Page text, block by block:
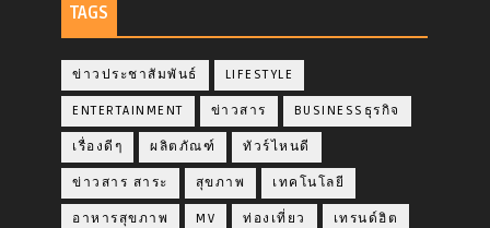
TAGS
ข่าวประชาสัมพันธ์ LIFESTYLE
ENTERTAINMENT ข่าวสาร BUSINESSธุรกิจ
เรื่องดีๆ ผลิตภัณฑ์ ทัวร์ไหนดี
ข่าวสาร สาระ สุขภาพ เทคโนโลยี
อาหารสุขภาพ MV ท่องเที่ยว เทรนด์ฮิต